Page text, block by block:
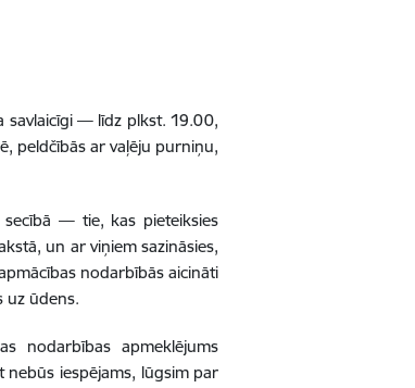
savlaicīgi — līdz plkst. 19.00,
peldčībās ar vaļēju purniņu,
— tie, kas pieteiksies
un ar viņiem sazināsies,
nodarbībās aicināti
uz ūdens.
nodarbības apmeklējums
iespējams, lūgsim par